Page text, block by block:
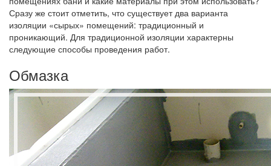
Сразу же стоит отметить, что существует два варианта
изоляции «сырых» помещений: традиционный и
проникающий. Для традиционной изоляции характерны
следующие способы проведения работ.
Обмазка